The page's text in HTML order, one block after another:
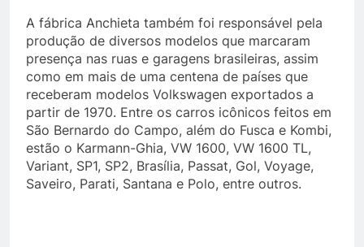
A fábrica Anchieta também foi responsável pela
produção de diversos modelos que marcaram
presença nas ruas e garagens brasileiras, assim
como em mais de uma centena de países que
receberam modelos Volkswagen exportados a
partir de 1970. Entre os carros icônicos feitos em
São Bernardo do Campo, além do Fusca e Kombi,
estão o Karmann-Ghia, VW 1600, VW 1600 TL,
Variant, SP1, SP2, Brasília, Passat, Gol, Voyage,
Saveiro, Parati, Santana e Polo, entre outros.